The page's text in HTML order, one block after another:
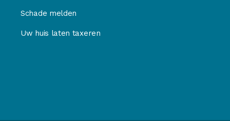
Schade melden
Uw huis laten taxeren